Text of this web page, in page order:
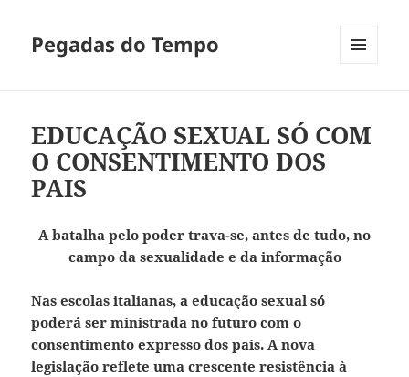
Pegadas do Tempo
EDUCAÇÃO SEXUAL SÓ COM
O CONSENTIMENTO DOS
PAIS
A batalha pelo poder trava-se, antes de tudo, no
campo da sexualidade e da informação
Nas escolas italianas, a educação sexual só
poderá ser ministrada no futuro com o
consentimento expresso dos pais. A nova
legislação reflete uma crescente resistência à